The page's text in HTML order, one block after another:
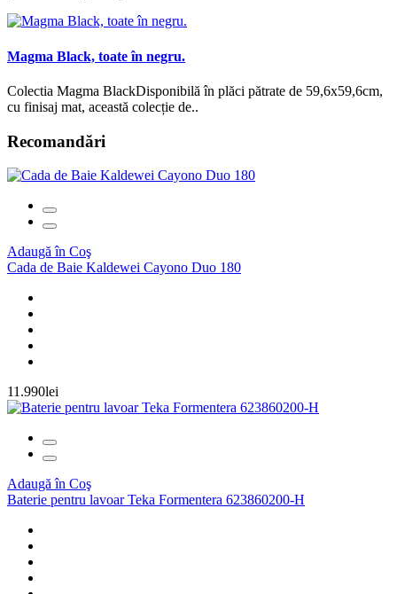
Magma Black, toate în negru.
Colectia Magma BlackDisponibilă în plăci pătrate de 59,6x59,6cm,
cu finisaj mat, această colecție de..
Recomandări
Adaugă în Coş
Cada de Baie Kaldewei Cayono Duo 180
11.990lei
Adaugă în Coş
Baterie pentru lavoar Teka Formentera 623860200-H